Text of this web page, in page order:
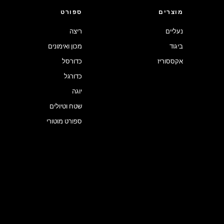
מוצרים
נעליים
ביגוד
אקססוריז
ספורט
ריצה
מכון ואימונים
כדורסל
כדורגל
יוגה
שטח וטיולים
ספורט מוטורי